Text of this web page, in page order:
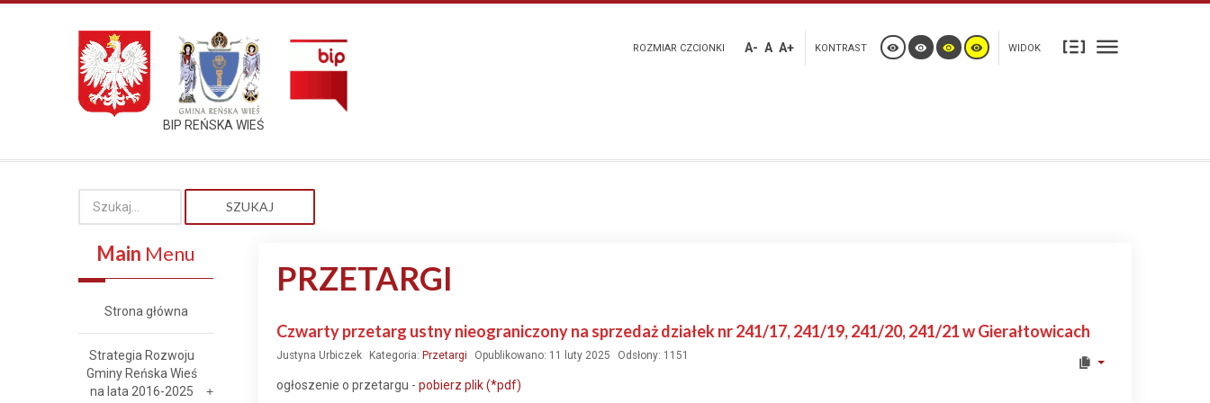
BIP REŃSKA WIEŚ
ROZMIAR CZCIONKI A- A A+ KONTRAST WIDOK
SZUKAJ
PRZETARGI
Czwarty przetarg ustny nieograniczony na sprzedaż działek nr 241/17, 241/19, 241/20, 241/21 w Gierałtowicach
Justyna Urbiczek Kategoria: Przetargi Opublikowano: 11 luty 2025 Odsłony: 1151
ogłoszenie o przetargu - pobierz plik (*pdf)
Main Menu
Strona główna
Strategia Rozwoju
Gminy Reńska Wieś
na lata 2016-2025